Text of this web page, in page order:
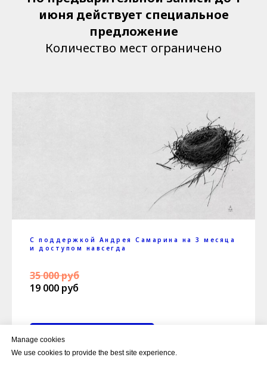
июня действует специальное
предложение
Количество мест ограничено
С поддержкой Андрея Самарина на 3 месяца
и доступом навсегда
35 000 руб
19 000 руб
Занять место в группе
Manage cookies
We use cookies to provide the best site experience.